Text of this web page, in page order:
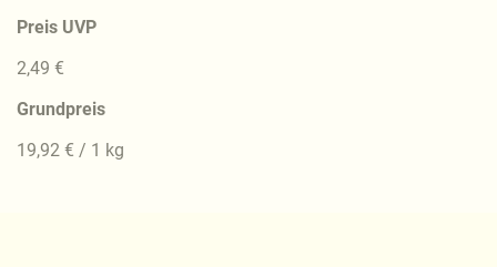
Preis UVP
2,49 €
Grundpreis
19,92 € / 1 kg